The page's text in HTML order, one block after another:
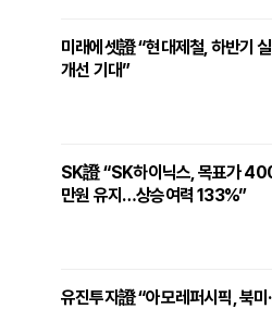
미래에셋證 “현대제철, 하반기
개선 기대”
SK證 “SK하이닉스, 목표가
만원 유지…상승여력 133%”
유진투자證 “아모레퍼시픽, 북미